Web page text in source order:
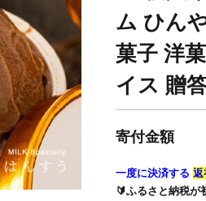
ム ひん
菓子 洋
イス 贈
寄付金額
一度に決済する 返
🔰ふるさと納税が